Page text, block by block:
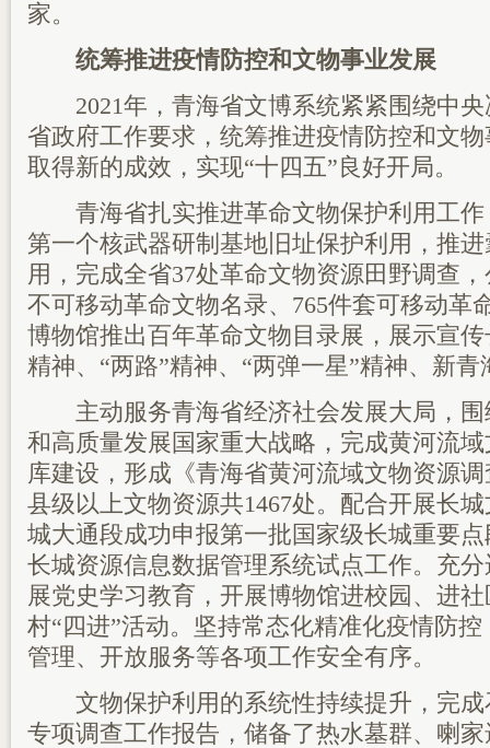
家。
统筹推进疫情防控和文物事业发展
2021年，青海省文博系统紧紧围绕中央
省政府工作要求，统筹推进疫情防控和文
取得新的成效，实现“十四五”良好开局。
青海省扎实推进革命文物保护利用工作
第一个核武器研制基地旧址保护利用，推
用，完成全省37处革命文物资源田野调查
不可移动革命文物名录、765件套可移动革
博物馆推出百年革命文物目录展，展示宣
精神、“两路”精神、“两弹一星”精神、新青
主动服务青海省经济社会发展大局，围
和高质量发展国家重大战略，完成黄河流
库建设，形成《青海省黄河流域文物资源
县级以上文物资源共1467处。配合开展长
城大通段成功申报第一批国家级长城重要
长城资源信息数据管理系统试点工作。充
展党史学习教育，开展博物馆进校园、进
村“四进”活动。坚持常态化精准化疫情防
管理、开放服务等各项工作安全有序。
文物保护利用的系统性持续提升，完成
专项调查工作报告，储备了热水墓群、喇